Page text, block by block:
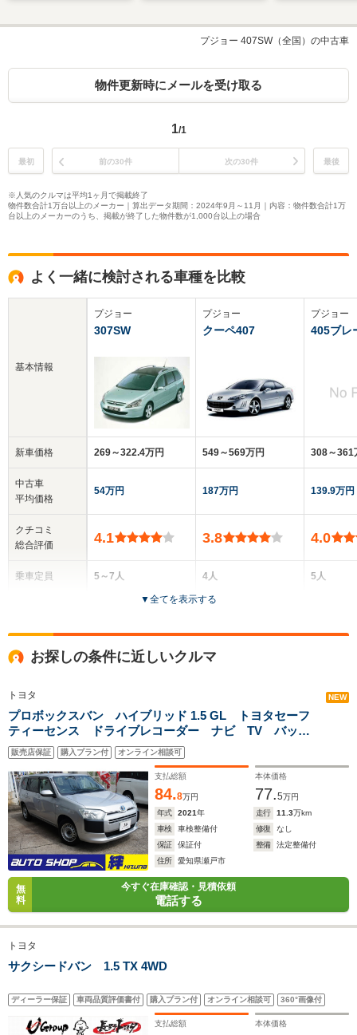
ドア/LED
ク/EBD付ABS/アイド
リングストップ/クル
ックモニター/禁煙車
ンプ HID/
接続/ETC/
プジョー 407SW（全国）の中古車
物件更新時にメールを受け取る
1/1
最初 前の30件 次の30件 最後
※人気のクルマは平均1ヶ月で掲載終了
物件数合計1万台以上のメーカー｜算出データ期間：2024年9月～11月｜内容：物件数合計1万
台以上のメーカーのうち、掲載が終了した物件数が1,000台以上の場合
よく一緒に検討される車種を比較
基本情報
新車価格
中古車
平均価格
クチコミ
総合評価
乗車定員
サイズ
WLTCモード
駆動方式
プジョー
307SW
269～322.4万円
54万円
4.1
5～7人
全高
1.59m
全幅
1.76m
4.42m
ホイールベース
-m
-
FF
プジョー
クーペ407
549～569万円
187万円
3.8
4人
2ドア
全幅
1.87m
ホイールベース
-m
-
FF
プジョー
405ブレ
308～361
139.9万円
4.0
5人
-
FF
▼全てを表示する
お探しの条件に近しいクルマ
トヨタ NEW
プロボックスバン ハイブリッド 1.5 GL トヨタセーフ
ティーセンス ドライブレコーダー ナビ TV バック
カメラ ETC DVD再生 Bluetooth接続 パワーウイン
ドウ 保証1年付き
販売店保証 購入プラン付 オンライン相談可
支払総額
84.8万円
本体価格
77.5万円
年式
2021年 走行 11.3万km
車検
車検整備付 修復
なし
保証
保証付 整備
法定整備付
住所
愛知県瀬戸市
無
料
今すぐ在庫確認・見積依頼
電話する
トヨタ
サクシードバン 1.5 TX 4WD
ディーラー保証 車両品質評価書付 購入プラン付 オンライン相談可 360°画像付
支払総額 本体価格